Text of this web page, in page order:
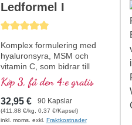
Genomsnittligt betyg på 5 av 5 stjärnor
Ledformel I
Komplex formulering med
hyaluronsyra, MSM och
vitamin C, som bidrar till
normal kollagenbildning för
normal broskfunktion. För
specifik tillförsel till broskiga
ledstrukturer i en optimal
sammansättning.
Köp 3, få den 4:e gratis
32,95 € 90 Kapslar
(411,88 €/kg, 0,37 €/Kapsel)
inkl. moms. exkl. Fraktkostnader